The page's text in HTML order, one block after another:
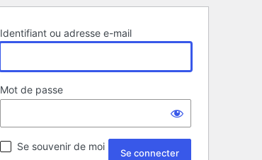
Identifiant ou adresse e-mail
Mot de passe
Se souvenir de moi